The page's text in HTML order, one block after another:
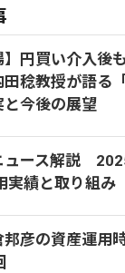
】円買い介入後
稔教授が語る
と今後の展望
ュース解説
実績と取り組み
彦の資産運用